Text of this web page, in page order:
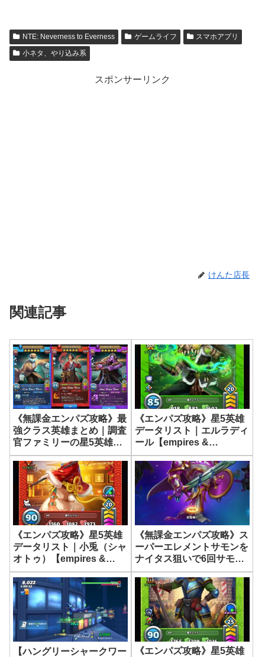
NTE: Neverness to Everness ゲームライフ
スマホアプリ
小ネタ、やり込み系
スポンサーリンク
けんた店長
関連記事
《無課金エンパズ攻略》最
強クラス英雄まとめ｜調査
官ファミリーの星5英雄た
ち【empires & puzzles】
《エンパズ攻略》星5英雄
データリスト｜エルラディ
ール【empires &
puzzles】
《エンパズ攻略》星5英雄
データリスト｜小兎（シャ
オトゥ）【empires &
puzzles】
《無課金エンパズ攻略》ス
ーパーエレメントサモンを
ナイタス狙いで6回サモ
ン！結果は…【empires &
puzzles】
【ハングリーシャークワー
《エンパズ攻略》星5英雄